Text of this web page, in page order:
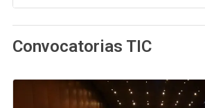
Convocatorias TIC